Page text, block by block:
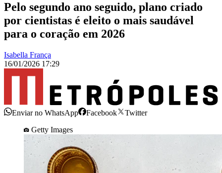
Pelo segundo ano seguido, plano criado
por cientistas é eleito o mais saudável
para o coração em 2026
Isabella França
16/01/2026 17:29
Enviar no WhatsApp Facebook
Twitter
Getty Images